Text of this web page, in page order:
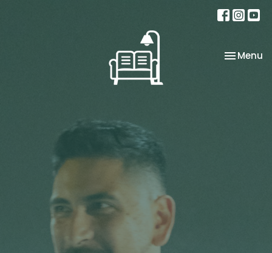
Toggle
Menu